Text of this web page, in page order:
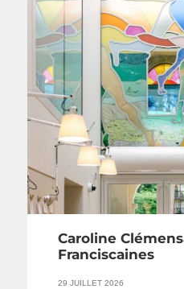
Caroline
Franciscaines
29 JUILLET 2026